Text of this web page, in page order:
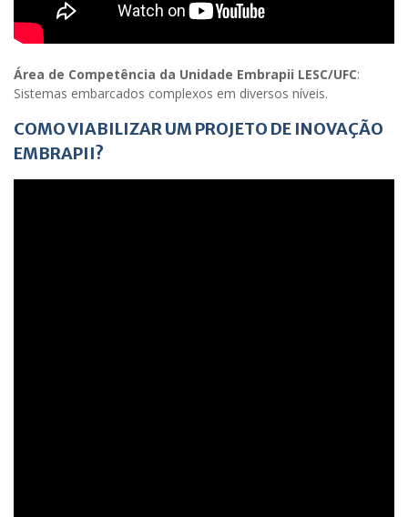
Área de Competência da Unidade Embrapii LESC/UFC:
Sistemas embarcados complexos em diversos níveis.
COMO VIABILIZAR UM PROJETO DE INOVAÇÃO
EMBRAPII?